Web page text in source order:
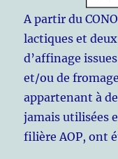
A partir du
lactiques et
d’affinage
et/ou de
appartenant à
jamais utilisées
filière AOP, ont